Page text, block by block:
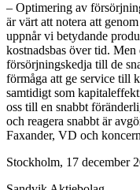
– Optimering av
är värt att notera att
uppnår vi betydande
kostnadsbas över tid.
försörjningskedja till de
förmåga att ge service till
samtidigt som
oss till en snabbt
och reagera snabbt är
Faxander, VD och
Stockholm, 17 december